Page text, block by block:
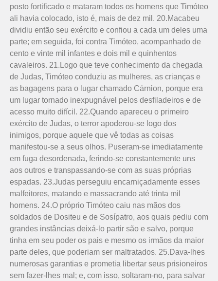
posto fortificado e mataram todos os homens que Timóteo
ali havia colocado, isto é, mais de dez mil. 20.Macabeu
dividiu então seu exército e confiou a cada um deles uma
parte; em seguida, foi contra Timóteo, acompanhado de
cento e vinte mil infantes e dois mil e quinhentos
cavaleiros. 21.Logo que teve conhecimento da chegada
de Judas, Timóteo conduziu as mulheres, as crianças e
as bagagens para o lugar chamado Cárnion, porque era
um lugar tornado inexpugnável pelos desfiladeiros e de
acesso muito difícil. 22.Quando apareceu o primeiro
exército de Judas, o terror apoderou-se logo dos
inimigos, porque aquele que vê todas as coisas
manifestou-se a seus olhos. Puseram-se imediatamente
em fuga desordenada, ferindo-se constantemente uns
aos outros e transpassando-se com as suas próprias
espadas. 23.Judas perseguiu encarniçadamente esses
malfeitores, matando e massacrando até trinta mil
homens. 24.O próprio Timóteo caiu nas mãos dos
soldados de Dositeu e de Sosípatro, aos quais pediu com
grandes instâncias deixá-lo partir são e salvo, porque
tinha em seu poder os pais e mesmo os irmãos da maior
parte deles, que poderiam ser maltratados. 25.Dava-lhes
numerosas garantias e prometia libertar seus prisioneiros
sem fazer-lhes mal; e, com isso, soltaram-no, para salvar